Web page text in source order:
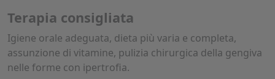
Terapia consigliata
Igiene orale adeguata, dieta più varia e completa,
assunzione di vitamine, pulizia chirurgica della gengiva
nelle forme con ipertrofia.